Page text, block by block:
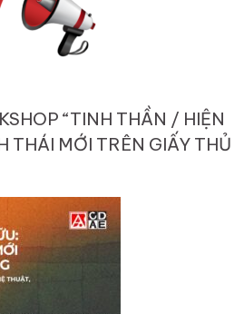
“TINH THẦN / HIỆN
THÁI MỚI TRÊN GIẤY THỦ